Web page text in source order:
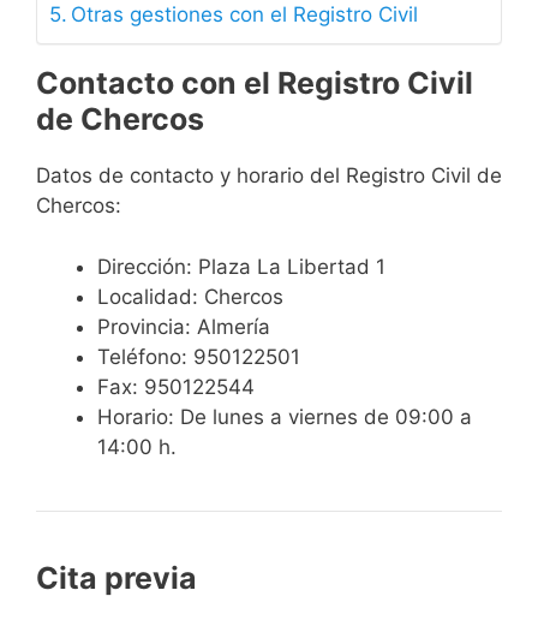
Otras gestiones con el Registro Civil
Contacto con el Registro Civil
de Chercos
Datos de contacto y horario del Registro Civil de
Chercos:
Dirección: Plaza La Libertad 1
Localidad: Chercos
Provincia: Almería
Teléfono: 950122501
Fax: 950122544
Horario: De lunes a viernes de 09:00 a
14:00 h.
Cita previa